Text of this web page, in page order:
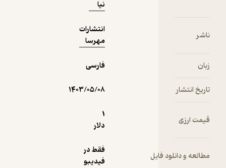
ناشر
انتشارات
مهرسا
زبان فارسی
تاریخ انتشار ۱۴۰۳/۰۵/۰۸
قیمت ارزی
مطالعه و دانلود فایل
فقط در
فیدیبو